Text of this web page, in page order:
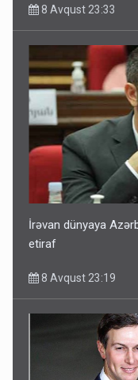
8 Avqust 23:33
İrəvan dünyaya
etiraf
8 Avqust 23:19